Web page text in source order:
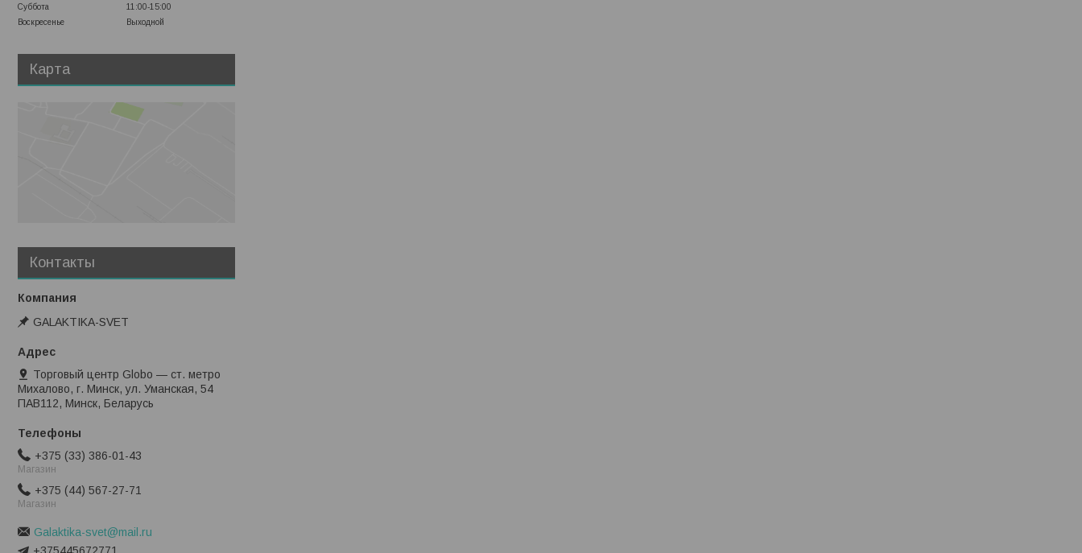
Суббота
11:00-15:00
Воскресенье
Выходной
Карта
Контакты
GALAKTIKA-SVET
Торговый центр Globo — ст. метро
Михалово, г. Минск, ул. Уманская, 54
ПАВ112, Минск, Беларусь
+375 (33) 386-01-43
Магазин
+375 (44) 567-27-71
Магазин
Galaktika-svet@mail.ru